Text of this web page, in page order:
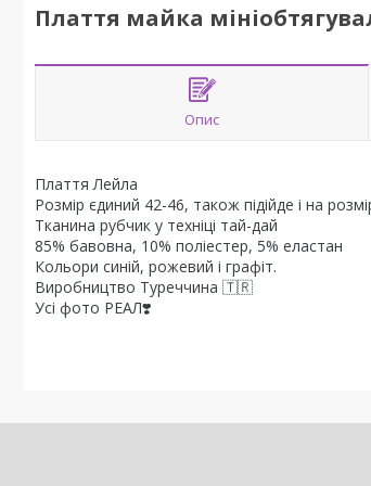
Плаття майка
Опис
Плаття Лейла
Розмір єдиний 42-46, також підійде і на
Тканина рубчик у техніці тай-дай
85% бавовна, 10% поліестер, 5% еластан
Кольори синій, рожевий і графіт.
Виробництво Туреччина 🇹🇷
Усі фото РЕАЛ❣️